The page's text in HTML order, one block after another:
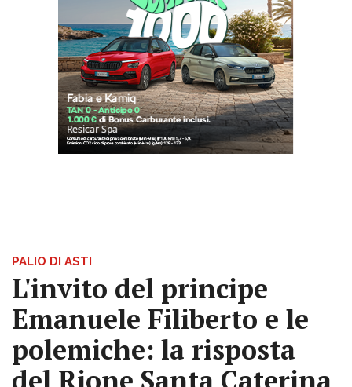
PALIO DI ASTI
L'invito del principe
Emanuele Filiberto e le
polemiche: la risposta